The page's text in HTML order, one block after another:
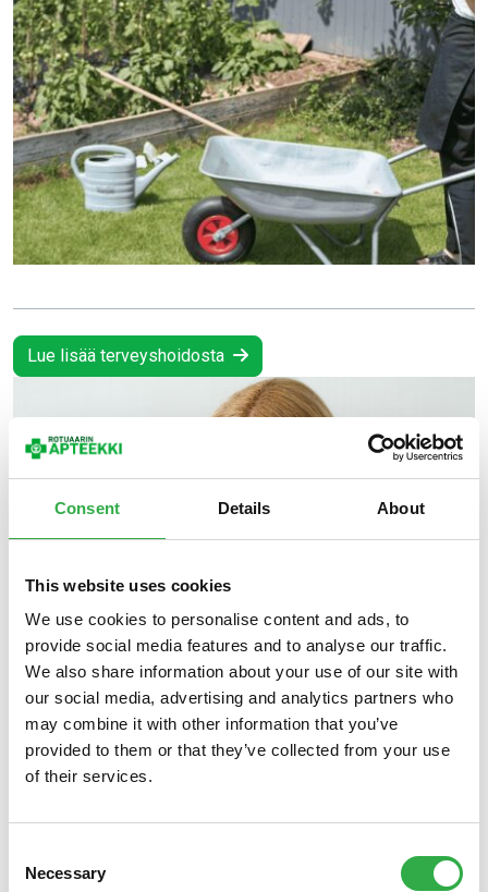
Consent Details About
This website uses cookies
We use cookies to personalise content and ads, to
provide social media features and to analyse our traffic.
We also share information about your use of our site with
our social media, advertising and analytics partners who
may combine it with other information that you’ve
provided to them or that they’ve collected from your use
of their services.
Selection
Necessary
Lue lisää terveyshoidosta
01.08.2026 Kasvojen hoito
Ihon paluu arkeen – mitä iho tarvitsee kesän
jälkeen?
Ihon paluu arkeen – mitä iho tarvitsee kesän jälkeen?
rasittaa ihoa huomaamatta. Elokuussa havahtuu, että ihon
ihonhoitoon.